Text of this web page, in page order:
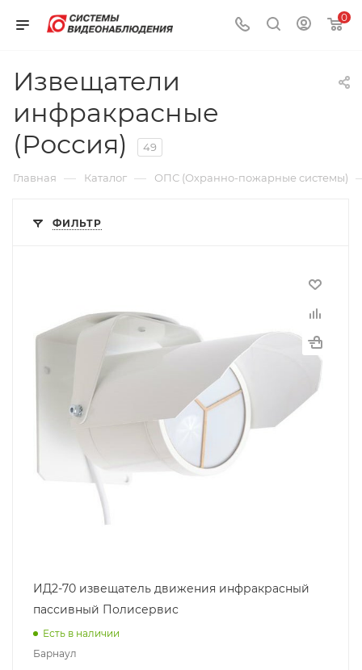
0
Извещатели
инфракрасные
(Россия)
49
Главная — Каталог — ОПС (Охранно-пожарные системы)
ФИЛЬТР
ИД2-70 извещатель движения инфракрасный
пассивный Полисервис
Есть в наличии
Барнаул